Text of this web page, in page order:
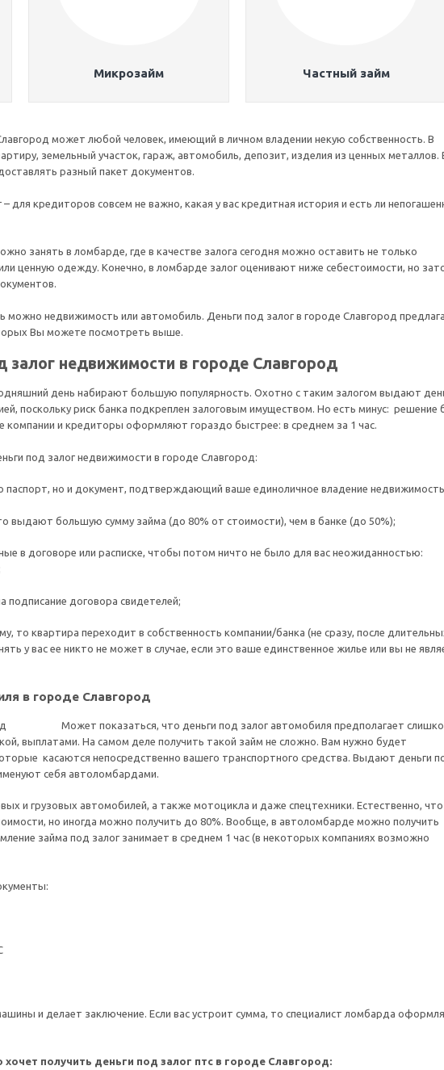
Микрозайм Частный займ
может любой человек, имеющий в личном владении некую собственность. В
земельный участок, гараж, автомобиль, депозит, изделия из ценных металлов.
разный пакет документов.
для кредиторов совсем не важно, какая у вас кредитная история и есть ли
занять в ломбарде, где в качестве залога сегодня можно оставить не только
ценную одежду. Конечно, в ломбарде залог оценивают ниже себестоимости, но
можно недвижимость или автомобиль. Деньги под залог в городе Славгород
Вы можете посмотреть выше.
залог недвижимости в городе Славгород
день набирают большую популярность. Охотно с таким залогом выдают
поскольку риск банка подкреплен залоговым имуществом. Но есть минус: решение
компании и кредиторы оформляют гораздо быстрее: в среднем за 1 час.
под залог недвижимости в городе Славгород:
паспорт, но и документ, подтверждающий ваше единоличное владение
выдают большую сумму займа (до 80% от стоимости), чем в банке (до 50%);
в договоре или расписке, чтобы потом ничто не было для вас неожиданностью:
подписание договора свидетелей;
то квартира переходит в собственность компании/банка (не сразу, после
у вас ее никто не может в случае, если это ваше единственное жилье или вы не
в городе Славгород
Может показаться, что деньги под залог автомобиля предполагает
выплатами. На самом деле получить такой займ не сложно. Вам нужно будет
касаются непосредственно вашего транспортного средства. Выдают деньги
себя автоломбардами.
и грузовых автомобилей, а также мотоцикла и даже спецтехники. Естественно, что
но иногда можно получить до 80%. Вообще, в автоломбарде можно получить
займа под залог занимает в среднем 1 час (в некоторых компаниях возможно
и делает заключение. Если вас устроит сумма, то специалист ломбарда
хочет получить деньги под залог птс в городе Славгород: